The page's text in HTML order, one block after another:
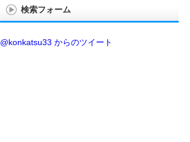
検索フォーム
@konkatsu33 からのツイート